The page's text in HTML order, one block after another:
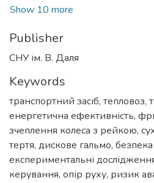
Show 10 more
Publisher
СНУ ім. В. Даля
Keywords
транспортний засіб, тепловоз,
енергетична ефективність,
зчеплення колеса з рейкою,
тертя, дискове гальмо,
експериментальні
керування, опір руху, ризик